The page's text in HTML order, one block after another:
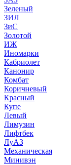
Зеленый
ЗИЛ
ЗиС
Золотой
ИЖ
Иномарки
Кабриолет
Канонир
Комбат
Коричневый
Красный
Купе
Левый
Лимузин
Лифтбек
ЛуАЗ
Механическая
Минивэн